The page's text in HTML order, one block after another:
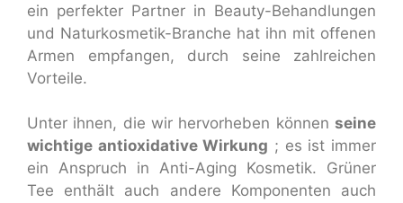
ein perfekter Partner in Beauty-Behandlungen
und Naturkosmetik-Branche hat ihn mit offenen
Armen empfangen, durch seine zahlreichen
Vorteile.
Unter ihnen, die wir hervorheben können seine
wichtige antioxidative Wirkung ; es ist immer
ein Anspruch in Anti-Aging Kosmetik. Grüner
Tee enthält auch andere Komponenten auch